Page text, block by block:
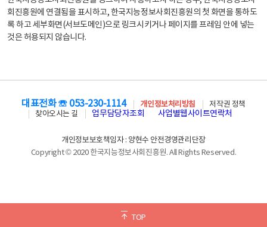
회진흥원에 연결됨을 표시하고, 한국지능정보사회진흥원의 첫 화면을 통하도
록 하고 세부화면(서브도메인)으로 링크시키거나 페이지를 프레임 안에 넣는
것은 허용되지 않습니다.
TOP
대표전화 ☏ 053-230-1114 개인정보처리방침
저작권 정책
찾아오시는 길
업무담당자조회 사업별웹사이트연락처
개인정보보호책임자 : 양현수 안전경영관리단장
Copyright © 2020 한국지능정보사회진흥원. All Rights Reserved.